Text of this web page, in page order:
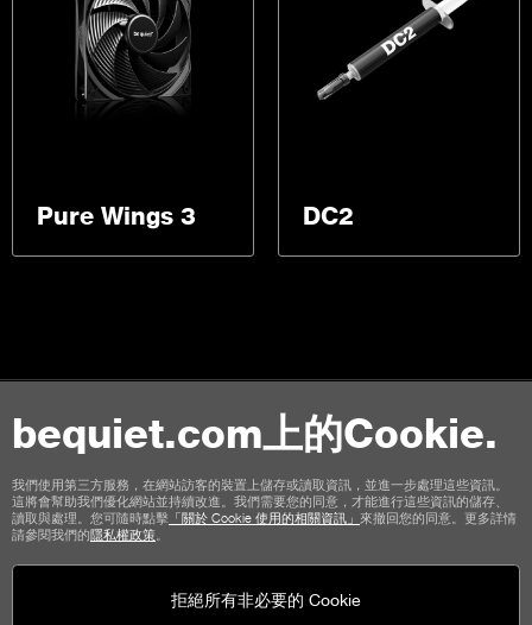
bequiet.com上的Cookie.
我們使用第三方服務，在網站訪客的裝置上儲存或讀取資訊，並進一步處理這些資訊。
這將會幫助我們優化網站並持續改進。我們需要您的同意，才能進行這些資訊的儲存、
讀取與處理。您可隨時點擊 「關於 Cookie 使用的相關資訊」 來撤回您的同意。更多詳情
請參閱我們的隱私權政策
拒絕所有非必要的 Cookie
Pure Wings 3 DC2
聯絡我們
使用條款 隱私權 Cookies
版本說明
商店顧客通用條款
取消政策 付款方式 運輸選項